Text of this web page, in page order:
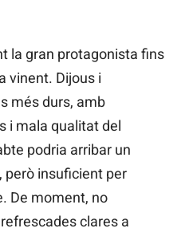
la gran protagonista fins
vinent. Dijous i
més durs, amb
i mala qualitat del
podria arribar un
però insuficient per
De moment, no
clares a